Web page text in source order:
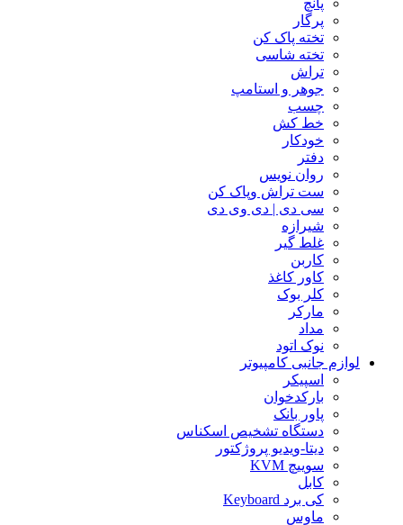
پانچ
پرگار
تخته پاک کن
تخته شاسی
تراش
جوهر و استامپ
چسب
خط کش
خودکار
دفتر
روان نویس
ست تراش وپاک کن
سی دی | دی وی دی
شیرازه
غلط گیر
کاربن
کاور کاغذ
کلر بوک
مارکر
مداد
نوک اتود
لوازم جانبی کامپیوتر
اسپیکر
بارکدخوان
پاور بانک
دستگاه تشخیص اسکناس
دیتا-ویدیو پروژکتور
سوییچ KVM
کابل
کی برد Keyboard
ماوس